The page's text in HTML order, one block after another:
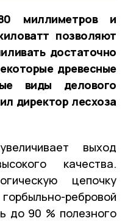
миллиметров и
позволяют
достаточно
древесные
виды делового
директор лесхоза
выход
качества.
цепочку
ребровой
до 90 % полезного